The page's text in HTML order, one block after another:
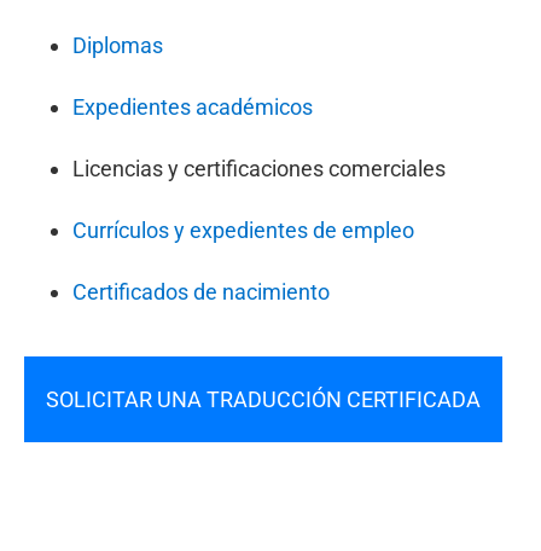
Diplomas
Expedientes académicos
Licencias y certificaciones comerciales
Currículos y expedientes de empleo
Certificados de nacimiento
SOLICITAR UNA TRADUCCIÓN CERTIFICADA